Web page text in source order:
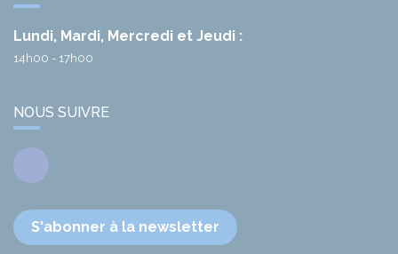
Lundi, Mardi, Mercredi et Jeudi :
14h00 - 17h00
NOUS SUIVRE
Facebook
S'abonner à la newsletter